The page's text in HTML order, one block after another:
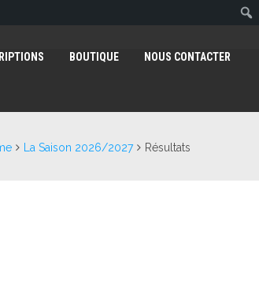
BOUTIQUE NOUS CONTACTER
La Saison 2026/2027 Résultats